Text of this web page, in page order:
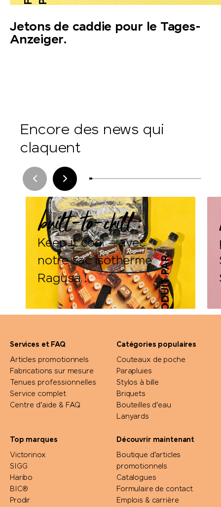
Jetons de caddie pour le Tages-
Anzeiger.
Encore des news qui
claquent
built-to-chill :
Keep it cool – avec
notre sac isotherme
Ragusa !
DÉTAILS
F
I
È
R
E
M
E
N
T
P
R
O
D
U
I
T
P
A
R
N
O
U
Services et FAQ
Articles promotionnels
Fabrications sur mesure
Tenues professionnelles
Service complet
Centre d'aide & FAQ
Catégories populaires
Couteaux de poche
Parapluies
Stylos à bille
Briquets
Bouteilles d'eau
Lanyards
Top marques
Victorinox
SIGG
Haribo
BIC®
Prodir
Découvrir maintenant
Boutique d'articles
promotionnels
Catalogues
Formulaire de contact
Emplois & carrière